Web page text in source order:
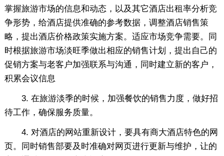
掌握旅游市场的信息和动态，以及其它酒店出租率分析竞
争形势，给酒店提供准确的参考数据，调整酒店销售策
略，提出酒店价格政策实施方案。适应市场竞争需要。同
时根据旅游市场淡旺季做出相应的销售计划，提出自己的
促销方案与老客户加强联系与沟通，同时建立新的客户，
积累会议信息
3. 在旅游淡季的时候，加强餐饮的销售力度，做好招
待工作，确保服务质量。
4. 对酒店的网站重新设计，要具有商大酒店特色的网
页。同时销售部要及时准确对网页进行更新与维护，让的